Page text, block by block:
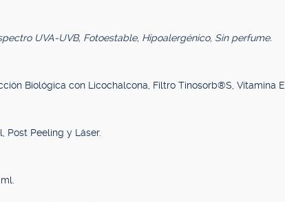
UVA-UVB, Fotoestable, Hipoalergénico, Sin perfume.
Biológica con Licochalcona, Filtro Tinosorb®S, Vitamina E.
Post Peeling y Láser.